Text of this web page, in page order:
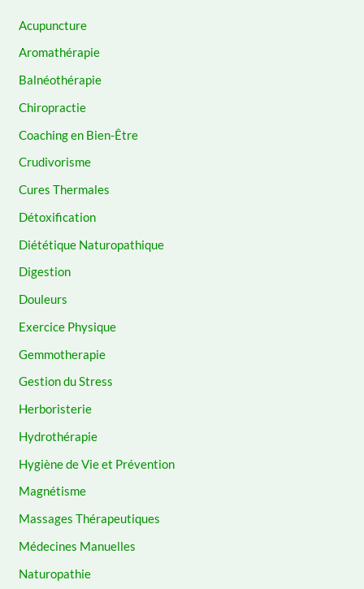
Acupuncture
Aromathérapie
Balnéothérapie
Chiropractie
Coaching en Bien-Être
Crudivorisme
Cures Thermales
Détoxification
Diététique Naturopathique
Digestion
Douleurs
Exercice Physique
Gemmotherapie
Gestion du Stress
Herboristerie
Hydrothérapie
Hygiène de Vie et Prévention
Magnétisme
Massages Thérapeutiques
Médecines Manuelles
Naturopathie